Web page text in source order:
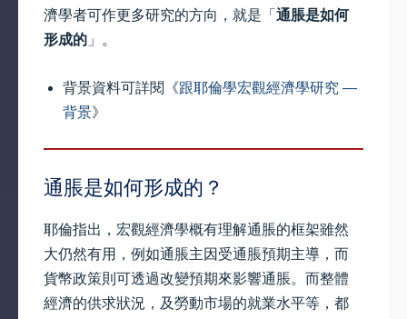
濟學者可作更多研究的方向，就是「通脹是如何
形成的 」。
背景資料可詳閱《跟耶倫學宏觀經濟學研究 —
背景》
通脹是如何形成的？
耶倫指出，宏觀經濟學概有理解通脹的框架雖然
大仍然有用，例如通脹主因受通脹預期主導，而
貨幣政策則可透過改變預期來影響通脹。而整體
經濟的供求狀況，及勞動市場的就業水平等，都